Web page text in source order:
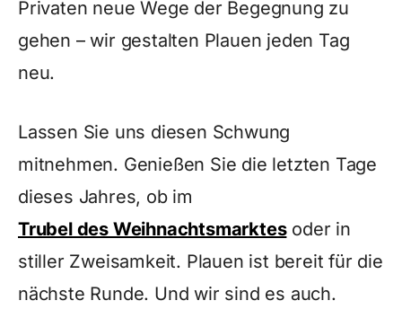
Privaten neue Wege der Begegnung zu
gehen – wir gestalten Plauen jeden Tag
neu.
Lassen Sie uns diesen Schwung
mitnehmen. Genießen Sie die letzten Tage
dieses Jahres, ob im
Trubel des Weihnachtsmarktesoder in
stiller Zweisamkeit. Plauen ist bereit für die
nächste Runde. Und wir sind es auch.